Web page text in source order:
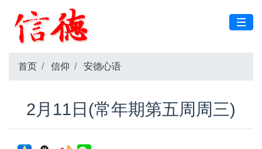
首页 信仰 安德心语
2月11日(常年期第五周周三)